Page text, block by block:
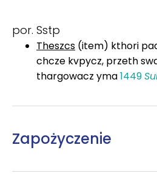
por. Sstp
Theszcs (item) kthori
chcze kvpycz, przeth
thargowacz yma1449
Zapożyczenie